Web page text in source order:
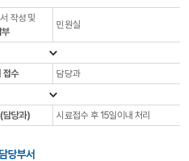
작성 및
민원실
접수 담당과
담당과) 시료접수 후 15일이내 처리
당부서